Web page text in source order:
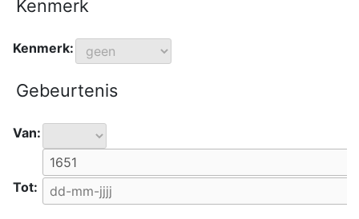
Kenmerk
Kenmerk:
Gebeurtenis
Van:
Tot: